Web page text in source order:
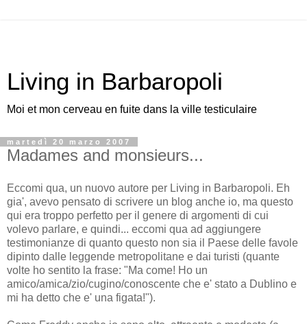
Living in Barbaropoli
Moi et mon cerveau en fuite dans la ville testiculaire
martedì 20 marzo 2007
Madames and monsieurs...
Eccomi qua, un nuovo autore per Living in Barbaropoli. Eh
gia', avevo pensato di scrivere un blog anche io, ma questo
qui era troppo perfetto per il genere di argomenti di cui
volevo parlare, e quindi... eccomi qua ad aggiungere
testimonianze di quanto questo non sia il Paese delle favole
dipinto dalle leggende metropolitane e dai turisti (quante
volte ho sentito la frase: "Ma come! Ho un
amico/amica/zio/cugino/conoscente che e' stato a Dublino e
mi ha detto che e' una figata!").